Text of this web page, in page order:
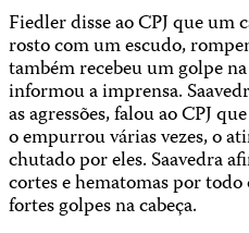
Fiedler disse ao CPJ que um
rosto com um escudo,
também recebeu um golpe
informou a imprensa.
as agressões, falou ao CPJ
o empurrou várias vezes, o
chutado por eles. Saavedra
cortes e hematomas por
fortes golpes na cabeça.